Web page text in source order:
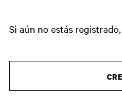
Si aún no estás